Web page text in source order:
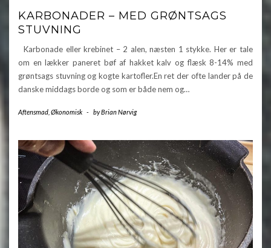
KARBONADER – MED GRØNTSAGS
STUVNING
Karbonade eller krebinet – 2 alen, næsten 1 stykke. Her er tale
om en lækker paneret bøf af hakket kalv og flæsk 8-14% med
grøntsags stuvning og kogte kartofler.En ret der ofte lander på de
danske middags borde og som er både nem og…
Aftensmad Økonomisk - byBrian Nørvig